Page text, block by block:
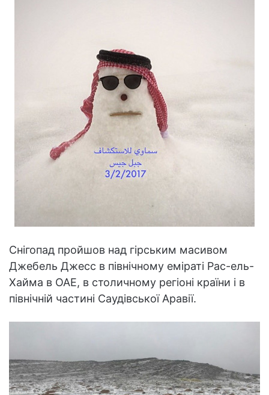
Снігопад пройшов над гірським масивом
Джебель Джесс в північному еміраті Рас-ель-
Хайма в ОАЕ, в столичному регіоні країни і в
північній частині Саудівської Аравії.